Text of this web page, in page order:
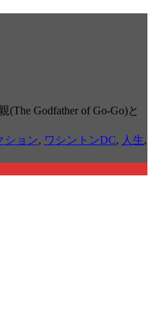
Godfather of Go-Go)と
ション, ワシントンDC, 人生,